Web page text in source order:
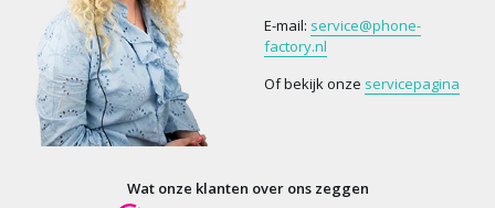
E-mail: service@phone-
factory.nl
Of bekijk onze servicepagina
Wat onze klanten over ons zeggen